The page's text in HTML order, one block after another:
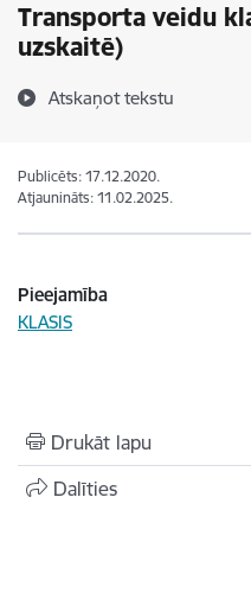
Transporta veidu
uzskaitē)
Atskaņot tekstu
Publicēts: 17.12.2020.
Atjaunināts: 11.02.2025.
Pieejamība
KLASIS
Drukāt lapu
Dalīties